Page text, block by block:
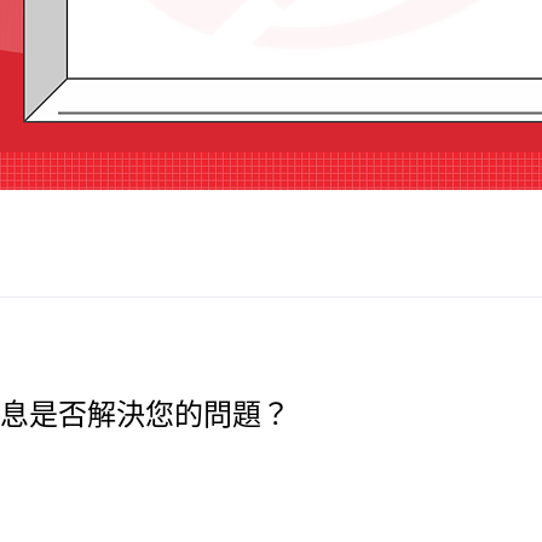
是否解決您的問題？